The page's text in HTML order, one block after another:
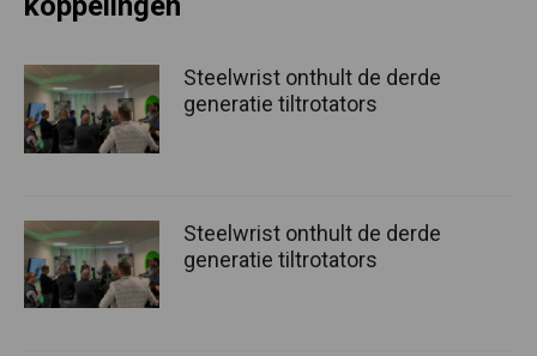
Steelwrist onthult de derde
generatie tiltrotators
Steelwrist onthult de derde
generatie tiltrotators